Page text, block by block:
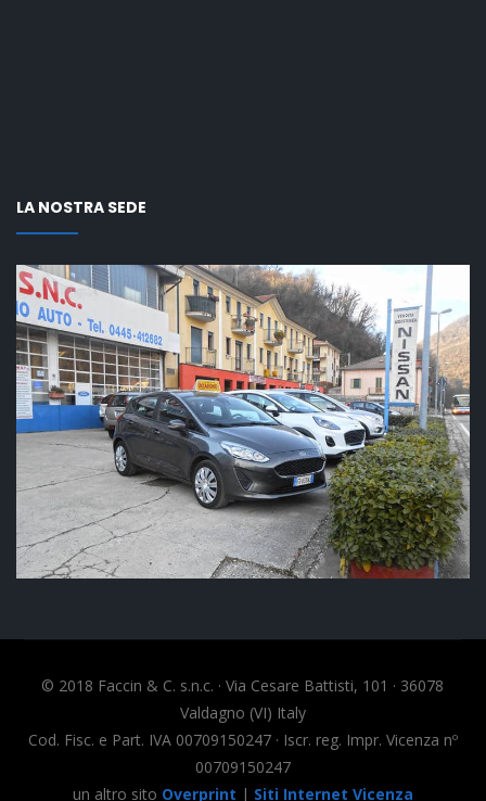
LA NOSTRA SEDE
© 2018 Faccin & C. s.n.c. · Via Cesare Battisti, 101 · 36078
Valdagno (VI) Italy
Cod. Fisc. e Part. IVA 00709150247 · Iscr. reg. Impr. Vicenza nº
00709150247
un altro sito Overprint | Siti Internet Vicenza